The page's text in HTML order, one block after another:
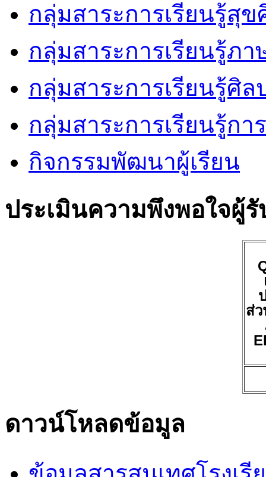
กลุ่มสาระการเรียนรู้สุ
กลุ่มสาระการเรียนรู้ภา
กลุ่มสาระการเรียนรู้ศิล
กลุ่มสาระการเรียนรู้กา
กิจกรรมพัฒนาผู้เรียน
ประเมินความพึงพอใจผู้รั
ส่ว
ดาวน์โหลดข้อมูล